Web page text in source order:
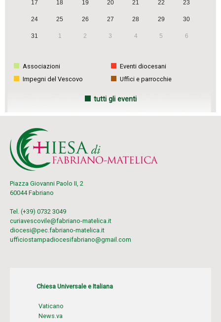
17 18 19 20 21 22 23
24 25 26 27 28 29 30
31 1 2 3 4 5 6
Associazioni
Eventi diocesani
Impegni del Vescovo
Uffici e parrocchie
tutti gli eventi
Piazza Giovanni Paolo II, 2
60044 Fabriano
Tel. (+39) 0732 3049
curiavescovile@fabriano-matelica.it
diocesi@pec.fabriano-matelica.it
ufficiostampadiocesifabriano@gmail.com
Chiesa Universale e Italiana
Vaticano
News.va